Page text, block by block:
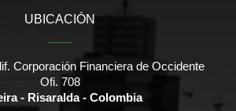
UBICACIÓN
Corporación Financiera de Occidente
Ofi. 708
- Risaralda - Colombia